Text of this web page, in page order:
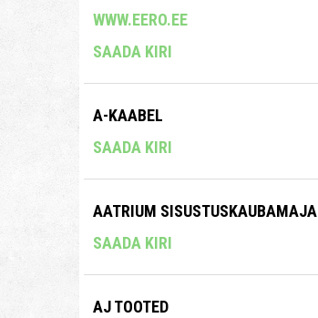
WWW.EERO.EE
SAADA KIRI
A-KAABEL
SAADA KIRI
AATRIUM SISUSTUSKAUBAMAJA
SAADA KIRI
AJ TOOTED